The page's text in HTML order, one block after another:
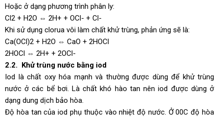
Hoặc ở dạng phương trình phân ly:
Cl2 + H2O ⇔ 2H+ + OCl- + Cl-
Khi sử dụng clorua vôi làm chất khử trùng, phản ứng sẽ là:
Ca(OCl)2 + H2O ⇔ CaO + 2HOCl
2HOCl ⇔ 2H+ + 2OCl-
2.2. Khử trùng nước bằng iod
Iod là chất oxy hóa mạnh và thường được dùng để khử trùng
nước ở các bể bơi. Là chất khó hào tan nên iod được dùng ở
dạng dung dịch bảo hòa.
Độ hòa tan của iod phụ thuộc vào nhiệt độ nước. Ở 00C độ hòa